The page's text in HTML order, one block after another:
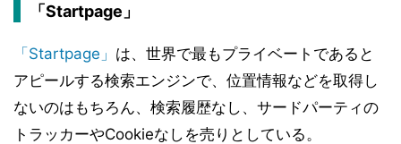
「Startpage」
「Startpage」 は、世界で最もプライベートであると
アピールする検索エンジンで、位置情報などを取得し
ないのはもちろん、検索履歴なし、サードパーティの
トラッカーやCookieなしを売りとしている。